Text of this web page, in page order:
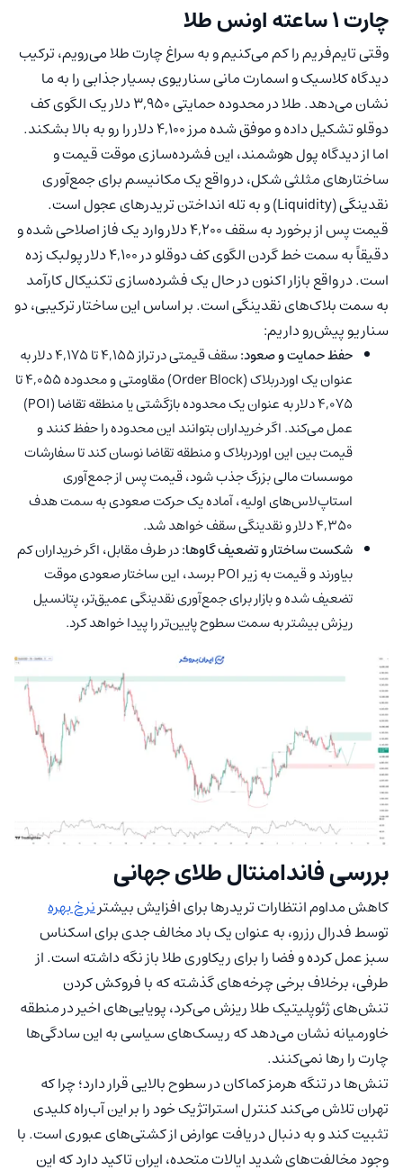
چارت ۱ ساعته اونس طلا
وقتی تایم‌فریم را کم می‌کنیم و به سراغ چارت طلا می‌رویم، ترکیب
دیدگاه کلاسیک و اسمارت مانی سناریوی بسیار جذابی را به ما
نشان می‌دهد. طلا در محدوده حمایتی ۳,۹۵۰ دلار یک الگوی کف
دوقلو تشکیل داده و موفق شده مرز ۴,۱۰۰ دلار را رو به بالا بشکند.
اما از دیدگاه پول هوشمند، این فشرده‌سازی موقت قیمت و
ساختارهای مثلثی شکل، در واقع یک مکانیسم برای جمع‌آوری
نقدینگی (Liquidity) و به تله انداختن تریدرهای عجول است.
قیمت پس از برخورد به سقف ۴,۲۰۰ دلار وارد یک فاز اصلاحی شده و
دقیقاً به سمت خط گردن الگوی کف دوقلو در ۴,۱۰۰ دلار پولبک زده
است. در واقع بازار اکنون در حال یک فشرده‌سازی تکنیکال کارآمد
به سمت بلاک‌های نقدینگی است. بر اساس این ساختار ترکیبی، دو
سناریو پیش‌رو داریم:
حفظ حمایت و صعود:
سقف قیمتی در تراز ۴,۱۵۵ تا ۴,۱۷۵ دلار به
عنوان یک اوردربلاک (Order Block) مقاومتی و محدوده ۴,۰۵۵ تا
۴,۰۷۵ دلار به عنوان یک محدوده بازگشتی یا منطقه تقاضا (POI)
عمل می‌کند. اگر خریداران بتوانند این محدوده را حفظ کنند و
قیمت بین این اوردربلاک و منطقه تقاضا نوسان کند تا سفارشات
موسسات مالی بزرگ جذب شود، قیمت پس از جمع‌آوری
استاپ‌لاس‌های اولیه، آماده یک حرکت صعودی به سمت هدف
۴,۳۵۰ دلار و نقدینگی سقف خواهد شد.
شکست ساختار و تضعیف گاوها:در طرف مقابل، اگر خریداران کم
بیاورند و قیمت به زیر POI برسد، این ساختار صعودی موقت
تضعیف شده و بازار برای جمع‌آوری نقدینگی عمیق‌تر، پتانسیل
ریزش بیشتر به سمت سطوح پایین‌تر را پیدا خواهد کرد.
بررسی فاندامنتال طلای جهانی
کاهش مداوم انتظارات تریدرها برای افزایش بیشترنرخ بهره
توسط فدرال رزرو، به عنوان یک باد مخالف جدی برای اسکناس
سبز عمل کرده و فضا را برای ریکاوری طلا باز نگه داشته است. از
طرفی، برخلاف برخی چرخه‌های گذشته که با فروکش کردن
تنش‌های ژئوپلیتیک طلا ریزش می‌کرد، پویایی‌های اخیر در منطقه
خاورمیانه نشان می‌دهد که ریسک‌های سیاسی به این سادگی‌ها
چارت را رها نمی‌کنند.
تنش‌ها در تنگه هرمز کماکان در سطوح بالایی قرار دارد؛ چرا که
تهران تلاش می‌کند کنترل استراتژیک خود را بر این آب‌راه کلیدی
تثبیت کند و به دنبال دریافت عوارض از کشتی‌های عبوری است. با
وجود مخالفت‌های شدید ایالات متحده، ایران تاکید دارد که این